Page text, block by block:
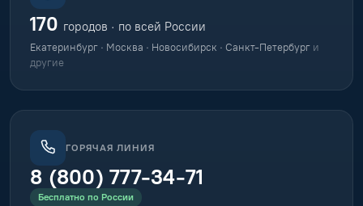
170 городов · по всей России
Екатеринбург · Москва · Новосибирск · Санкт-Петербург и
другие
ГОРЯЧАЯ ЛИНИЯ
8 (800) 777-34-71
Бесплатно по России